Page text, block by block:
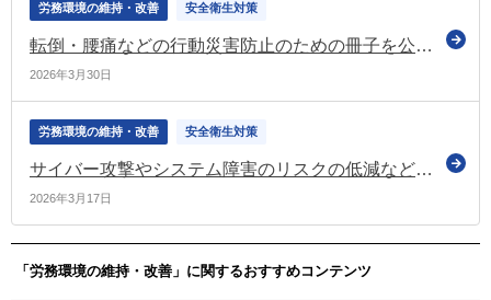
労務環境の維持・改善 安全衛生対策
転倒・腰痛などの行動災害防止のための冊子を公表（厚労省）
2026年3月30日
労務環境の維持・改善 安全衛生対策
サイバー攻撃やシステム障害のリスクの低減などの実現に向けた機能保証のためのリスクアセスメント 自主学習用コンテンツを公表（国家サイバー統括室）
2026年3月17日
「労務環境の維持・改善」に関するおすすめコンテンツ